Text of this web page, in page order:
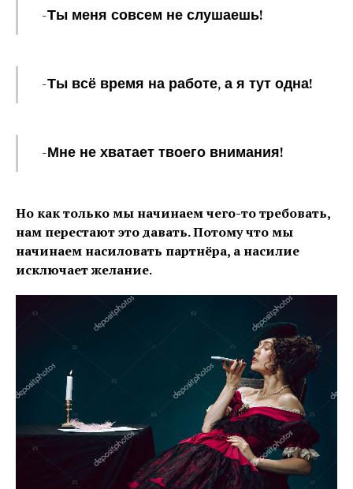
-Ты меня совсем не слушаешь!
-Ты всё время на работе, а я тут одна!
-Мне не хватает твоего внимания!
Но как только мы начинаем чего-то требовать,
нам перестают это давать. Потому что мы
начинаем насиловать партнёра, а насилие
исключает желание.